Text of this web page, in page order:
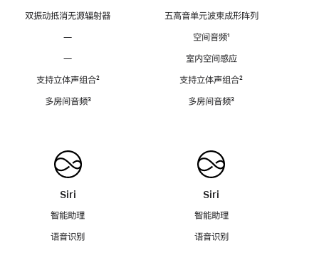
双振动抵消无源辐射器
—
—
支持立体声组合脚
²
多房间音频脚
³
Siri
智能助理
语音识别
五高音单元波束成形阵列
空间音频脚
¹
室内空间感应
支持立体声组合脚
²
多房间音频脚
³
Siri
智能助理
语音识别